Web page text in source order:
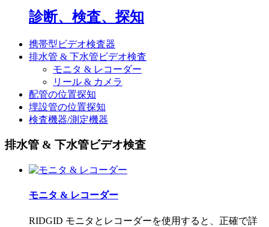
診断、検査、探知
携帯型ビデオ検査器
排水管 & 下水管ビデオ検査
モニタ & レコーダー
リール & カメラ
配管の位置探知
埋設管の位置探知
検査機器/測定機器
排水管 & 下水管ビデオ検査
モニタ & レコーダー
RIDGID モニタとレコーダーを使用すると、正確で詳